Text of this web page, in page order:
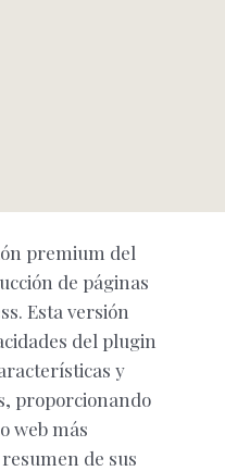
premium del
de páginas
Esta versión
del plugin
y
proporcionando
web más
de sus